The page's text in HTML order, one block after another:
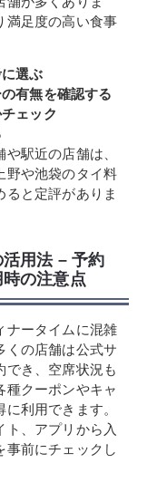
満足度の高い食事
選ぶ
有無を確認する
ェック
駅近の店舗は、
野や池袋のタイ料
と定評がありま
用法 – 予約
の注意点
ナータイムに混雑
くの店舗は公式サ
でき、空席状況も
種クーポンやキャ
利用できます。
ト、アプリから入
事前にチェックし